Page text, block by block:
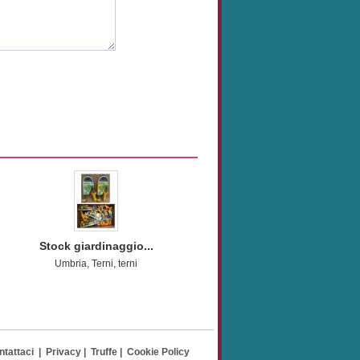
Stock giardinaggio...
Umbria, Terni, terni
Privacy Truffe Cookie Policy